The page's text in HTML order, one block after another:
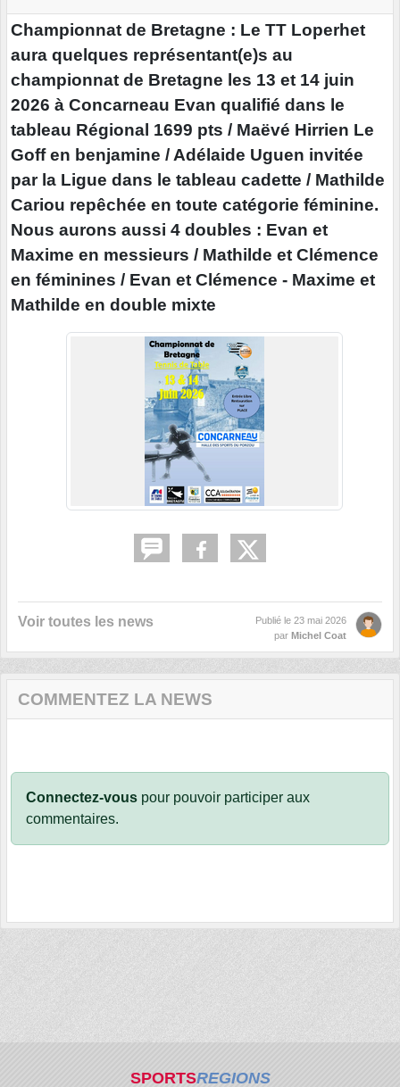
Championnat de Bretagne : Le TT Loperhet
aura quelques représentant(e)s au
championnat de Bretagne les 13 et 14 juin
2026 à Concarneau Evan qualifié dans le
tableau Régional 1699 pts / Maëvé Hirrien Le
Goff en benjamine / Adélaide Uguen invitée
par la Ligue dans le tableau cadette / Mathilde
Cariou repêchée en toute catégorie féminine.
Nous aurons aussi 4 doubles : Evan et
Maxime en messieurs / Mathilde et Clémence
en féminines / Evan et Clémence - Maxime et
Mathilde en double mixte
Voir toutes les news Publié le 23 mai 2026
par Michel Coat
COMMENTEZ LA NEWS
Connectez-vous pour pouvoir participer aux
commentaires.
SPORTSREGIONS